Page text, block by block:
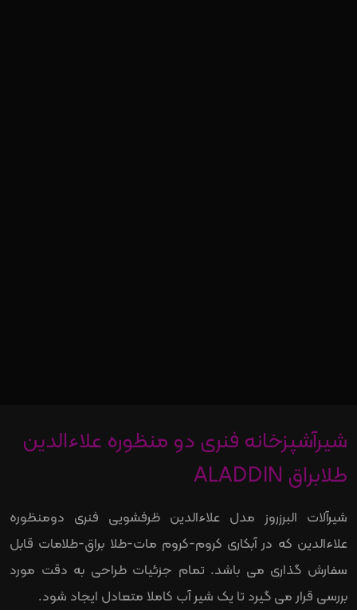
شیرآشپزخانه فنری دو منظوره علاءالدین
طلابراق ALADDIN
شیرآلات البرزروز مدل علاءالدین ظرفشویی فنری دومنظوره
علاءالدین که در آبکاری کروم-کروم مات-طلا براق-طلامات قابل
سفارش گذاری می باشد. تمام جزئیات طراحی به دقت مورد
بررسی قرار می گیرد تا یک شیر آب کاملا متعادل ایجاد شود.